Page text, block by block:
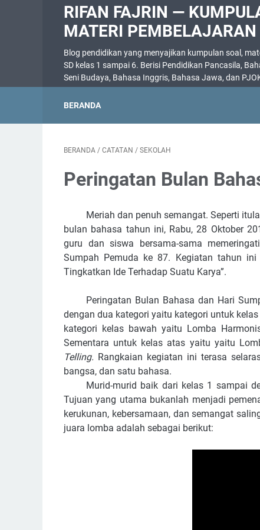
RIFAN FAJRIN —
MATERI PEMBELAJARAN
Blog pendidikan yang menyajikan kumpulan soal,
SD kelas 1 sampai 6. Berisi Pendidikan Pancasila,
Seni Budaya, Bahasa Inggris, Bahasa Jawa, dan
BERANDA
BERANDA / CATATAN / SEKOLAH
Peringatan Bulan
Meriah dan penuh semangat. Seperti
bulan bahasa tahun ini,Rabu, 28 Oktober
guru dan siswa bersama-sama
Sumpah Pemuda ke 87. Kegiatan tahun
Tingkatkan Ide Terhadap Suatu Karya”.
Peringatan Bulan Bahasa dan Hari
dengan dua kategori yaitu kategori untuk
kategori kelas bawah yaitu Lomba
Sementara untuk kelas atas yaitu yaitu
Telling. Rangkaian kegiatan ini terasa
bangsa, dan satu bahasa.
Murid-murid baik dari kelas 1 sampai
Tujuan yang utama bukanlah menjadi
kerukunan, kebersamaan, dan semangat
juara lomba adalah sebagai berikut: